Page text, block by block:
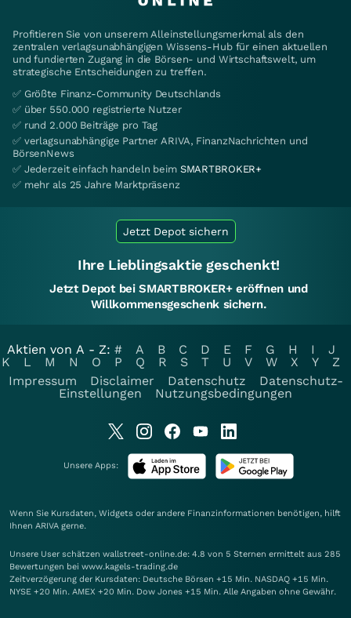
Profitieren Sie von unserem Alleinstellungsmerkmal als den
zentralen verlagsunabhängigen Wissens-Hub für einen aktuellen
und fundierten Zugang in die Börsen- und Wirtschaftswelt, um
strategische Entscheidungen zu treffen.
✅ Größte Finanz-Community Deutschlands
✅ über 550.000 registrierte Nutzer
✅ rund 2.000 Beiträge pro Tag
✅ verlagsunabhängige Partner ARIVA, FinanzNachrichten und
BörsenNews
✅ Jederzeit einfach handeln beim SMARTBROKER+
✅ mehr als 25 Jahre Marktpräsenz
Jetzt Depot sichern
Ihre Lieblingsaktie geschenkt!
Jetzt Depot bei SMARTBROKER+ eröffnen und
Willkommensgeschenk sichern.
Aktien von A - Z: # A B C D E F G H I
J
K
L M N O P Q R S T U V W X Y
Z
Impressum
Disclaimer Datenschutz
Datenschutz-
Einstellungen
Nutzungsbedingungen
Unsere Apps:
Wenn Sie Kursdaten, Widgets oder andere Finanzinformationen benötigen, hilft
Ihnen ARIVA gerne.
Unsere User schätzen wallstreet-online.de: 4.8 von 5 Sternen ermittelt aus 285
Bewertungen bei www.kagels-trading.de
Zeitverzögerung der Kursdaten: Deutsche Börsen +15 Min. NASDAQ +15 Min.
NYSE +20 Min. AMEX +20 Min. Dow Jones +15 Min. Alle Angaben ohne Gewähr.